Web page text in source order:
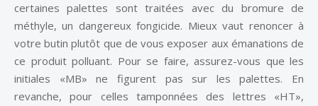
certaines palettes sont traitées avec du bromure de
méthyle, un dangereux fongicide. Mieux vaut renoncer à
votre butin plutôt que de vous exposer aux émanations de
ce produit polluant. Pour se faire, assurez-vous que les
initiales «MB» ne figurent pas sur les palettes. En
revanche, pour celles tamponnées des lettres «HT»,